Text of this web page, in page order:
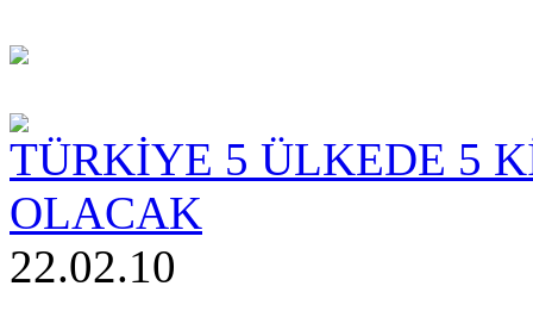
TÜRKİYE 5 ÜLKEDE 5
OLACAK
22.02.10